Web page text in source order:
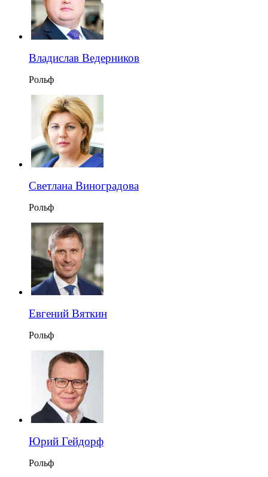
Владислав Ведерников
Рольф
Светлана Виноградова
Рольф
Евгений Вяткин
Рольф
Юрий Гейдорф
Рольф